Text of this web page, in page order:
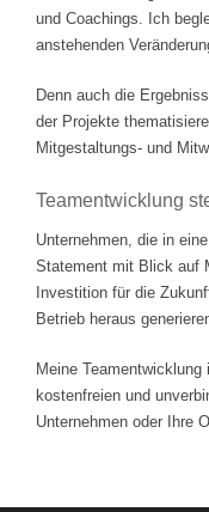
und Coachings. Ich
anstehenden
Denn auch die
der Projekte
Mitgestaltungs- und
Teamentwicklung
Unternehmen, die in
Statement mit Blick auf
Investition für die
Betrieb heraus
Meine
kostenfreien und
Unternehmen oder Ihre